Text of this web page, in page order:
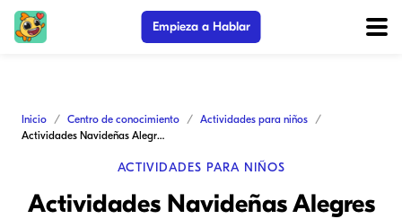
Empieza a Hablar
Inicio Centro de conocimiento
Actividades para niños
Actividades Navideñas Alegres para que los Niños Hablen y Jueguen
ACTIVIDADES PARA NIÑOS
Actividades Navideñas Alegres